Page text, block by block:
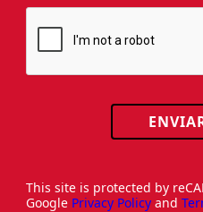
This site is protected by
Google Privacy Policy and